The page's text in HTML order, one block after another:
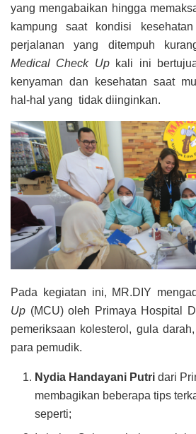
yang mengabaikan hingga
kampung saat kondisi
perjalanan yang ditempuh
Medical Check Upkali ini
kenyaman dan kesehatan saat
hal-hal yang tidak diinginkan.
Pada kegiatan ini, MR.DIY
Up (MCU) oleh Primaya Hospital
pemeriksaan kolesterol, gula
para pemudik.
Nydia Handayani Putridari
membagikan beberapa tips
seperti;